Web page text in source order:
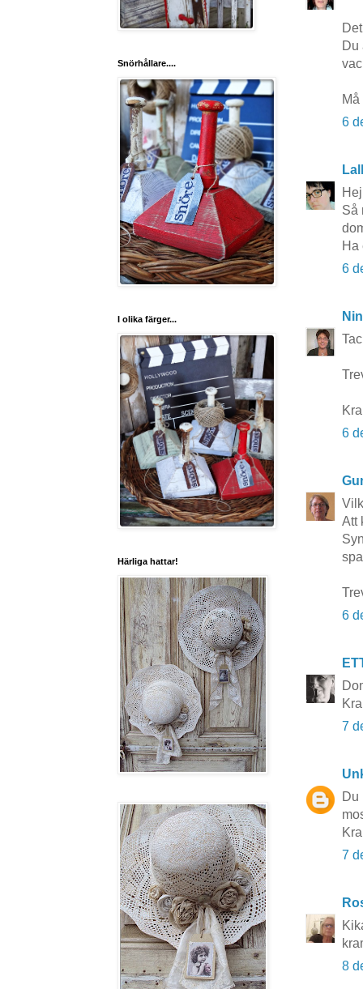
Du
Må
6
Så
Ha
6
6
Att
6
7
Du
7
8
Snörhållare....
I olika färger...
Härliga hattar!